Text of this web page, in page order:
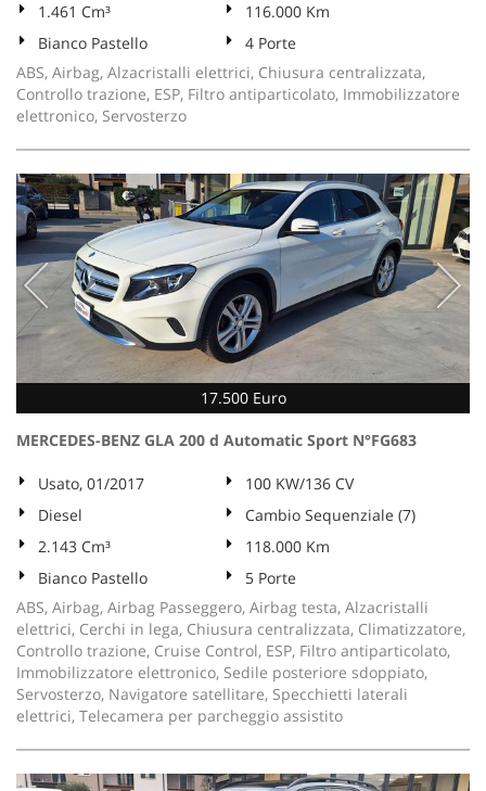
1.461 Cm³
116.000 Km
Bianco Pastello
4 Porte
ABS, Airbag, Alzacristalli elettrici, Chiusura centralizzata,
Controllo trazione, ESP, Filtro antiparticolato, Immobilizzatore
elettronico, Servosterzo
17.500 Euro
MERCEDES-BENZ GLA 200 d Automatic Sport N°FG683
Usato, 01/2017
100 KW/136 CV
Diesel
Cambio Sequenziale (7)
2.143 Cm³
118.000 Km
Bianco Pastello
5 Porte
ABS, Airbag, Airbag Passeggero, Airbag testa, Alzacristalli
elettrici, Cerchi in lega, Chiusura centralizzata, Climatizzatore,
Controllo trazione, Cruise Control, ESP, Filtro antiparticolato,
Immobilizzatore elettronico, Sedile posteriore sdoppiato,
Servosterzo, Navigatore satellitare, Specchietti laterali
elettrici, Telecamera per parcheggio assistito